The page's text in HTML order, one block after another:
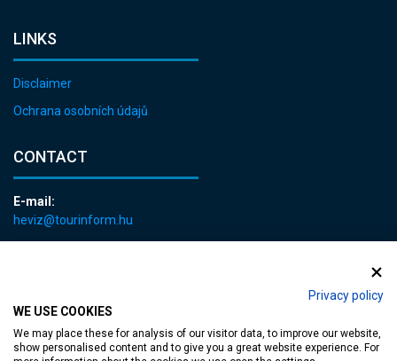
Privacy policy
WE USE COOKIES
We may place these for analysis of our visitor data, to improve our website,
show personalised content and to give you a great website experience. For
LINKS
Disclaimer
Ochrana osobních údajů
CONTACT
E-mail:
heviz@tourinform.hu